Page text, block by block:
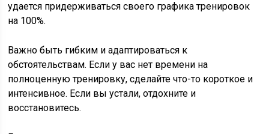
удается придерживаться своего графика тренировок
на 100%.
Важно быть гибким и адаптироваться к
обстоятельствам. Если у вас нет времени на
полноценную тренировку, сделайте что-то короткое и
интенсивное. Если вы устали, отдохните и
восстановитесь.